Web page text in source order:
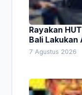
Rayakan
Bali Lakukan
Lingkungan
7 Agustus 2026